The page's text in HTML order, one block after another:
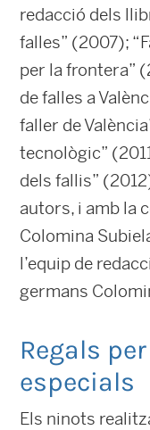
redacció dels
falles” (2007);
per la frontera”
de falles a
faller de
tecnològic”
dels fallis”
autors, i amb la
Colomina
l’equip de
germans
Regals
especials
Els ninots